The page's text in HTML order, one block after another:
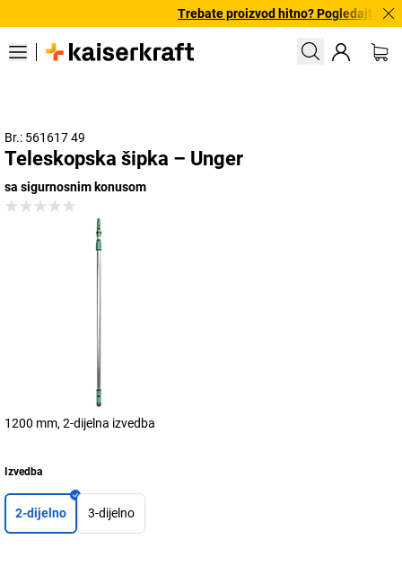
Trebate proizvod hitno? Pogledajte
Br.: 561617 49
Teleskopska šipka – Unger
sa sigurnosnim konusom
1200 mm, 2-dijelna izvedba
Izvedba
2-dijelno 3-dijelno